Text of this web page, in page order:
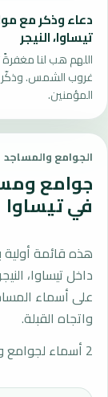
دعاء وذكر مع
تيساوا، النيجر
اللهم هب لنا
غروب الشمس. وذكّر
المؤمنين.
الجوامع والمساجد
جوامع
في تيساوا
هذه قائمة
داخل تيساوا،
على أسماء
واتجاه القبلة.
2 أسماء لجوامع ومساجد معروفة داخل هذه المدينة.